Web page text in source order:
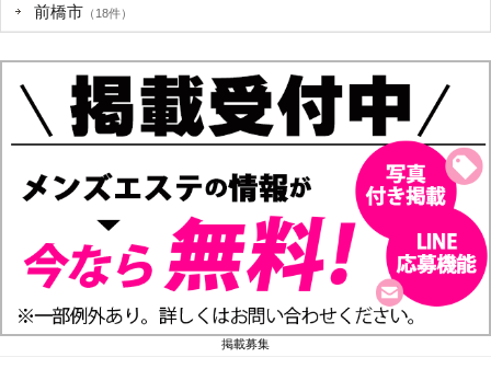
前橋市 （18件）
掲載募集